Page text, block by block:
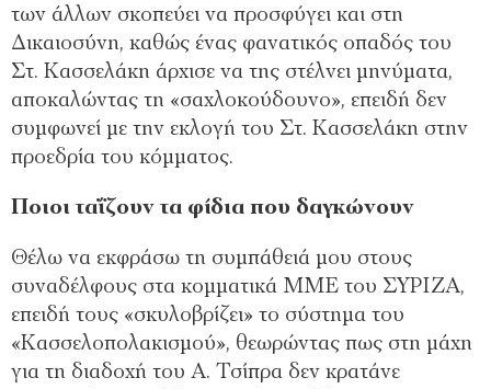
των άλλων σκοπεύει να προσφύγει και στη
Δικαιοσύνη, καθώς ένας φανατικός οπαδός του
Στ. Κασσελάκη άρχισε να της στέλνει μηνύματα,
αποκαλώντας τη «σαχλοκούδουνο», επειδή δεν
συμφωνεί με την εκλογή του Στ. Κασσελάκη στην
προεδρία του κόμματος.
Ποιοι ταΐζουν τα φίδια που δαγκώνουν
Θέλω να εκφράσω τη συμπάθειά μου στους
συναδέλφους στα κομματικά ΜΜΕ του ΣΥΡΙΖΑ,
επειδή τους «σκυλοβρίζει» το σύστημα του
«Κασσελοπολακισμού», θεωρώντας πως στη μάχη
για τη διαδοχή του Α. Τσίπρα δεν κρατάνε